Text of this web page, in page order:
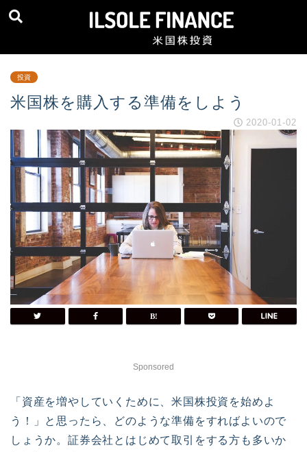
投資
米国株を購入する準備をしよう
2020-01-02
Sponsored
「資産を増やしていくために、米国株投資を始めよ
う！」と思ったら、どのような準備をすればよいので
しょうか。証券会社とはじめて取引をする方も多いか